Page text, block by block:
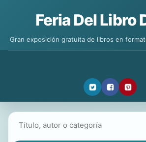
Feria Del Libro
Gran exposición gratuita de libros en